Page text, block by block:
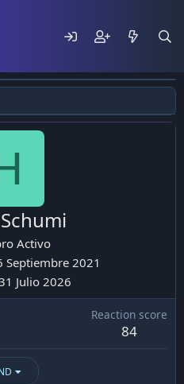
Activo
Septiembre 2021
Julio 2026
Reaction score
84